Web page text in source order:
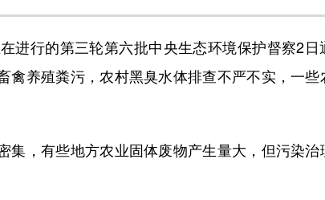
行的第三轮第六批中央生态环境保护督察2日
禽养殖粪污，农村黑臭水体排查不严不实，一些
，有些地方农业固体废物产生量大，但污染治